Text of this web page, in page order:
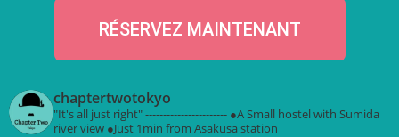
RÉSERVEZ MAINTENANT
chaptertwotokyo
"It's all just right"----------------------- ●A Small hostel with Sumida
river view ●Just 1min from Asakusa station